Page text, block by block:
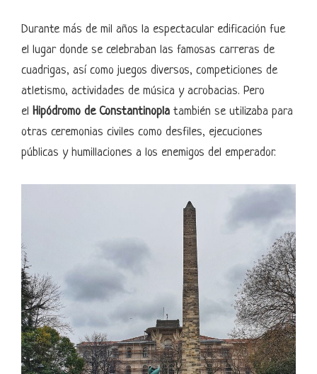
Durante más de mil años la espectacular edificación fue
el lugar donde se celebraban las famosas carreras de
cuadrigas, así como juegos diversos, competiciones de
atletismo, actividades de música y acrobacias. Pero
el Hipódromo de Constantinopla también se utilizaba para
otras ceremonias civiles como desfiles, ejecuciones
públicas y humillaciones a los enemigos del emperador.